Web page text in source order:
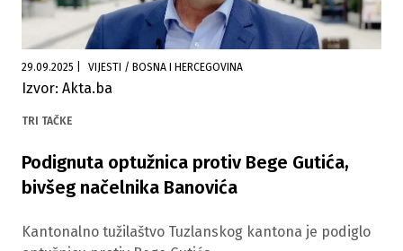
29.09.2025 VIJESTI / BOSNA I HERCEGOVINA
Izvor: Akta.ba
TRI TAČKE
Podignuta optužnica protiv Bege Gutića,
bivšeg načelnika Banovića
Kantonalno tužilaštvo Tuzlanskog kantona je podiglo